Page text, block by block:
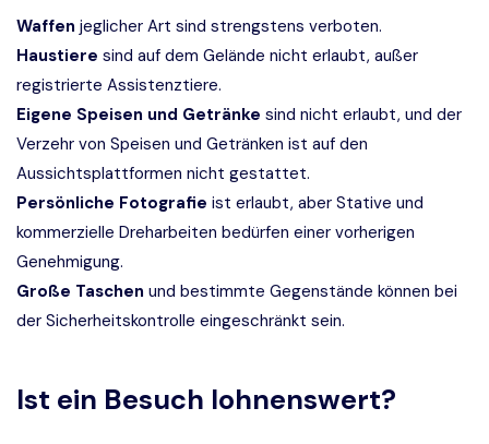
Waffen jeglicher Art sind strengstens verboten.
Haustiere sind auf dem Gelände nicht erlaubt, außer
registrierte Assistenztiere.
Eigene Speisen und Getränke sind nicht erlaubt, und der
Verzehr von Speisen und Getränken ist auf den
Aussichtsplattformen nicht gestattet.
Persönliche Fotografie ist erlaubt, aber Stative und
kommerzielle Dreharbeiten bedürfen einer vorherigen
Genehmigung.
Große Taschen und bestimmte Gegenstände können bei
der Sicherheitskontrolle eingeschränkt sein.
Ist ein Besuch lohnenswert?